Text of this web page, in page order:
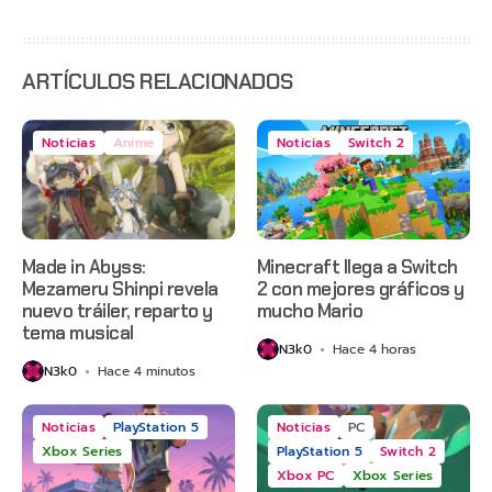
ARTÍCULOS RELACIONADOS
Noticias Anime
Made in Abyss:
Mezameru Shinpi revela
nuevo tráiler, reparto y
tema musical
N3k0 Hace 4 minutos
Noticias Switch 2
Minecraft llega a Switch
2 con mejores gráficos y
mucho Mario
N3k0 Hace 4 horas
Noticias
PlayStation 5
Xbox Series
Noticias
PC
PlayStation 5
Switch 2
Xbox PC
Xbox Series